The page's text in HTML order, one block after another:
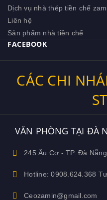
Dịch vụ nhà thép tiền chế
Liên hệ
Sản phẩm nhà tiền chế
FACEBOOK
CÁC CHI
VĂN PHÒNG TẠI ĐÀ
245 Âu Cơ - TP. Đà Nẵng
Hotline: 0908.624.368
Ceozamin@gmail.com